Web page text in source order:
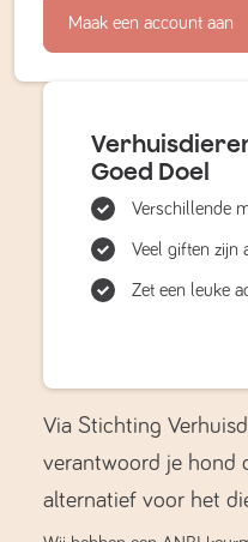
Maak een account aan
Goed Doel
Verschillende
Veel giften zijn
Zet een leuke
Via Stichting
verantwoord je hond
alternatief voor het